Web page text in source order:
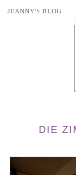
JEANNY'S BLOG
DIE